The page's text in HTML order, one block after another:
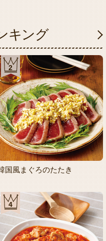
キング
2
国風まぐろのたたき
4